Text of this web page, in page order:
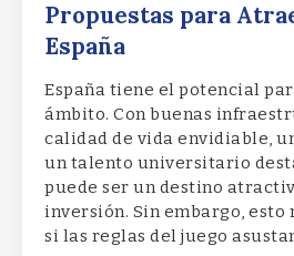
Propuestas para
España
España tiene el potencial
ámbito. Con buenas
calidad de vida envidiable,
un talento universitario
puede ser un destino
inversión. Sin embargo, esto
si las reglas del juego